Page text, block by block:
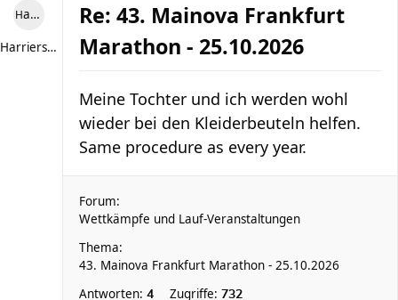
Harriersand reloaded
Harriersand reloaded
Re: 43. Mainova Frankfurt
Marathon - 25.10.2026
Meine Tochter und ich werden wohl
wieder bei den Kleiderbeuteln helfen.
Same procedure as every year.
Forum:
Wettkämpfe und Lauf-Veranstaltungen
Thema:
43. Mainova Frankfurt Marathon - 25.10.2026
Antworten: 4 Zugriffe: 732